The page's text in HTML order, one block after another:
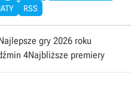
RSS
gry 2026 roku
4Najbliższe premiery